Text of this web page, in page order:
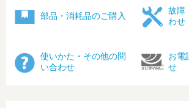
部品・消耗品のご購入
故障
わせ
使いかた・その他の問
い合わせ
お電
せ